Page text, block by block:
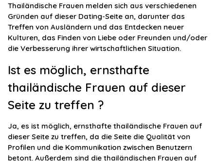
Thailändische Frauen melden sich aus verschiedenen
Gründen auf dieser Dating-Seite an, darunter das
Treffen von Ausländern und das Entdecken neuer
Kulturen, das Finden von Liebe oder Freunden und/oder
die Verbesserung ihrer wirtschaftlichen Situation.
Ist es möglich, ernsthafte
thailändische Frauen auf dieser
Seite zu treffen ?
Ja, es ist möglich, ernsthafte thailändische Frauen auf
dieser Seite zu treffen, da die Seite die Qualität von
Profilen und die Kommunikation zwischen Benutzern
betont. Außerdem sind die thailändischen Frauen auf